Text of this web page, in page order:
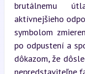
brutálnemu
aktívnejšieho
symbolom
po odpustení a
dôkazom, že